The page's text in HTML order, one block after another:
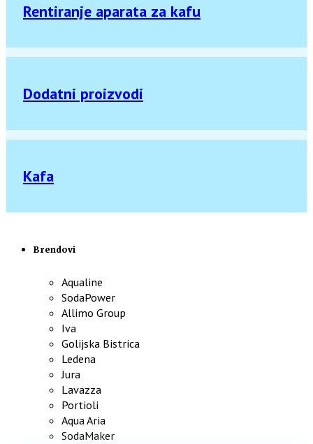
Rentiranje aparata za kafu
Dodatni proizvodi
Kafa
Brendovi
Aqualine
SodaPower
Allimo Group
Iva
Golijska Bistrica
Ledena
Jura
Lavazza
Portioli
Aqua Aria
SodaMaker